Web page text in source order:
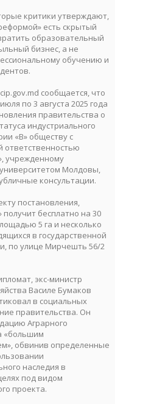
критики утверждают,
еcть скрытый
образовательный
бизнес, а не
обучению и
сообщается, что
по 3 августа 2025 года
правительства о
индустриального
«B» обществу с
ответственностью
учрежденному
Молдовы,
консультации.
постановления,
получит бесплатно на 30
5 га и несколько
в государственной
по улице Мирчешть 56/2
экс-министр
Василе Бумаков
в социальных
правительства. Он
Аграрного
«большим
обвинив определенные
наследия в
под видом
проекта.